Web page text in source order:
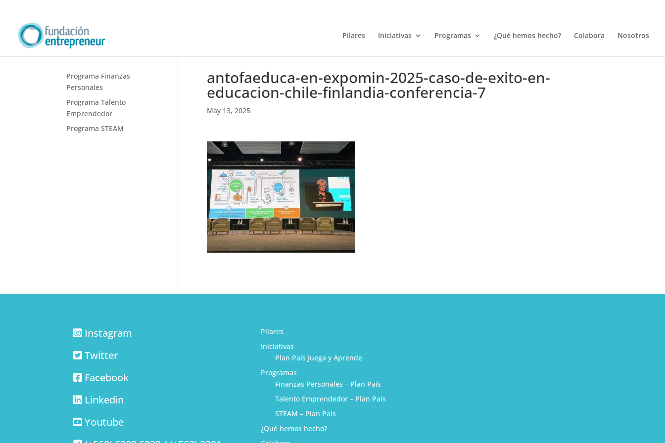
Pilares Iniciativas Programas ¿Qué hemos hecho? Colabora Nosotros
antofaeduca-en-expomin-2025-caso-de-exito-en-
educacion-chile-finlandia-conferencia-7
May 13, 2025
Programa Finanzas
Personales
Programa Talento
Emprendedor
Programa STEAM
Instagram
Twitter
Facebook
Linkedin
Youtube
Pilares
Iniciativas
Plan País Juega y Aprende
Programas
Finanzas Personales – Plan País
Talento Emprendedor – Plan País
STEAM – Plan País
¿Qué hemos hecho?